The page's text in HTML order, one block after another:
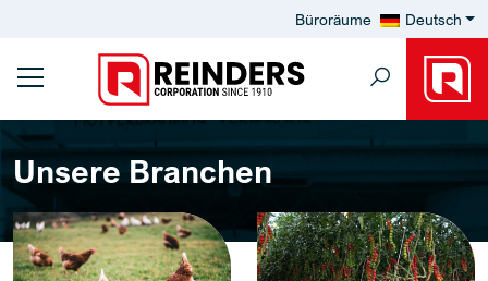
Büroräume Deutsch
Unsere Branchen